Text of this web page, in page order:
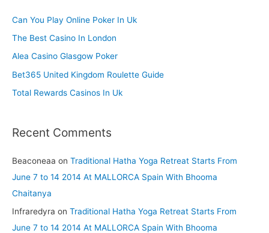
h
f
o
Can You Play Online Poker In Uk
The Best Casino In London
Alea Casino Glasgow Poker
Bet365 United Kingdom Roulette Guide
Total Rewards Casinos In Uk
Recent Comments
Beaconeaa on Traditional Hatha Yoga Retreat Starts From
June 7 to 14 2014 At MALLORCA Spain With Bhooma
Chaitanya
Infraredyra on Traditional Hatha Yoga Retreat Starts From
June 7 to 14 2014 At MALLORCA Spain With Bhooma